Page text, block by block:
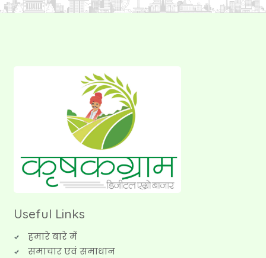
Useful Links
हमारे बारे में
समाचार एवं समाधान